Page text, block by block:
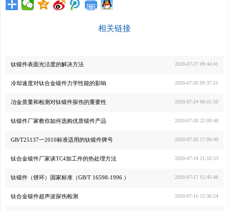
相关链接
2020-07-27 09:44:41
钛锻件表面光洁度的解决方法
2020-07-26 09:37:51
冷却速度对钛合金锻件力学性能的影响
2020-07-24 06:01:50
冶金质量和检测对钛锻件探伤的重要性
2020-07-20 22:00:48
钛锻件厂家教你如何选购优质锻件产品
2020-07-20 17:09:49
GB/T25137一2010标准适用的钛锻件牌号
2020-07-18 21:50:53
钛合金锻件厂家谈TC4加工件的热处理方法
2020-07-17 15:45:48
钛锻件（饼环）国家标准（GB/T 16598-1996 ）
2020-07-16 15:36:24
钛合金锻件超声波探伤检测